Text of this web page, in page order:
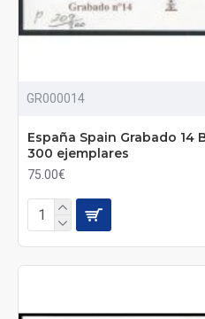
GR000014
España Spain Grabado 14
300 ejemplares
75.00€